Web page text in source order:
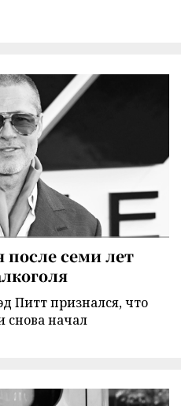
после семи лет
Питт признался, что
снова начал